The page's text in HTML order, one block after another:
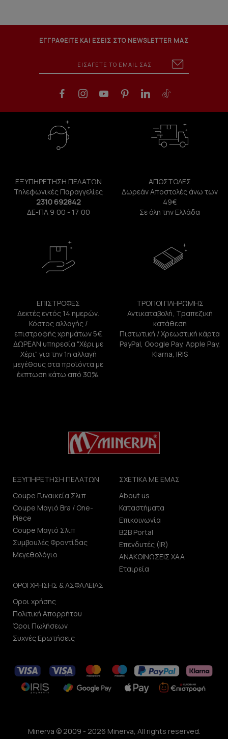
ΕΓΓΡΑΦΕΙΤΕ ΚΑΙ ΕΣΕΙΣ ΣΤΟ NEWSLETTER ΜΑΣ
ΕΞΥΠΗΡΕΤΗΣΗ ΠΕΛΑΤΩΝ
Τηλεφωνικές Παραγγελίες
2310 692842
ΔΕ-ΠΑ 9:00 - 17:00
ΑΠΟΣΤΟΛΕΣ
Δωρεάν Αποστολές άνω των
49€
Σε όλη την Ελλάδα
ΕΠΙΣΤΡΟΦΕΣ
Δεκτές εντός 14 ημερών.
Κόστος αλλαγής /
επιστροφής χρημάτων 5€.
ΔΩΡΕΑΝ υπηρεσία "Χέρι με
Χέρι" για την 1η αλλαγή
μεγέθους στα προϊόντα με
έκπτωση κάτω από 30%.
ΤΡΟΠΟΙ ΠΛΗΡΩΜΗΣ
Αντικαταβολή, Τραπεζική
κατάθεση
Πιστωτική / Χρεωστική κάρτα
PayPal, Google Pay, Apple Pay,
Klarna, IRIS
ΕΞΥΠΗΡΕΤΗΣΗ ΠΕΛΑΤΩΝ
Coupe Γυναικεία Σλιπ
Coupe Μαγιό Bra / One-
Piece
Coupe Μαγιό Σλιπ
Συμβουλές Φροντίδας
Μεγεθολόγιο
ΣΧΕΤΙΚΑ ΜΕ ΕΜΑΣ
About us
Καταστήματα
Επικοινωνία
B2B Portal
Επενδυτές (IR)
ΑΝΑΚΟΙΝΩΣΕΙΣ ΧΑΑ
Εταιρεία
ΟΡΟΙ ΧΡΗΣΗΣ & ΑΣΦΑΛΕΙΑΣ
Οροι χρήσης
Πολιτική Απορρήτου
Όροι Πωλήσεων
Συχνές Ερωτήσεις
Minerva © 2009 - 2026 Minerva, All rights reserved.